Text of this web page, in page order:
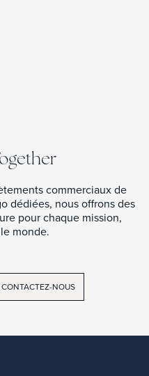
commerciaux de
dédiées, nous offrons des
pour chaque mission,
monde.
CONTACTEZ-NOUS